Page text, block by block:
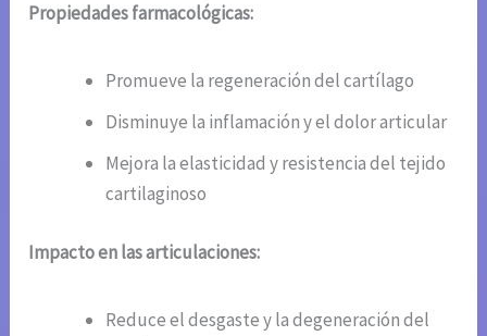
Propiedades farmacológicas:
Promueve la regeneración del cartílago
Disminuye la inflamación y el dolor articular
Mejora la elasticidad y resistencia del tejido
cartilaginoso
Impacto en las articulaciones:
Reduce el desgaste y la degeneración del